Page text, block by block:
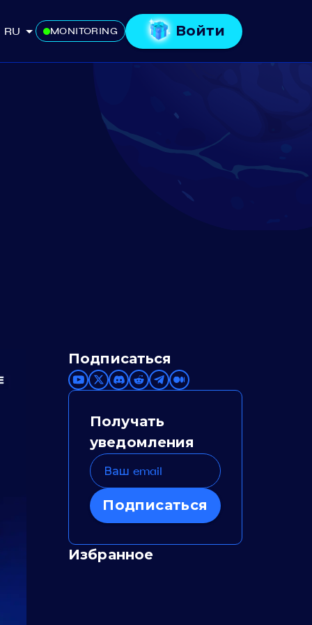
RU MONITORING Войти
Подписаться
Получать
уведомления
Подписаться
Избранное